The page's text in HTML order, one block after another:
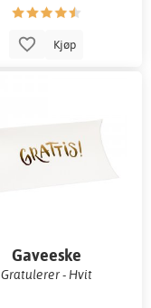
Kjøp
Gaveeske
Gratulerer - Hvit